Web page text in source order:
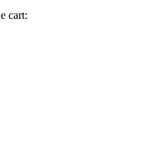
cart: